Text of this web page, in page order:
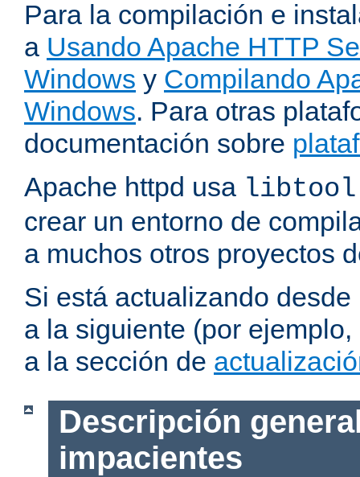
Para la compilación e
a Usando Apache HTTP
Windows y Compilando
Windows. Para otras
documentación sobre
Apache httpd usa libtool
crear un entorno de
a muchos otros proyectos
Si está actualizando
a la siguiente (por
a la sección de
Descripción
impacientes